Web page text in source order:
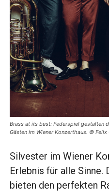
Brass at its best: Federspiel gestalten
Gästen im Wiener Konzerthaus. © Felix
Silvester im Wiener
Erlebnis für alle Sinne.
bieten den perfekten